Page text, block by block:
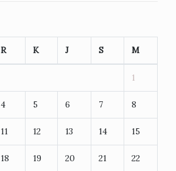
R K J S M
1
4 5 6 7 8
11 12 13 14 15
18 19 20 21 22